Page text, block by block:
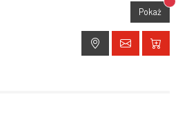
Pokaż